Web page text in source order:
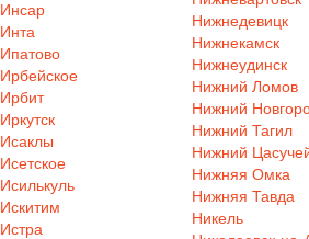
Инсар
Инта
Ипатово
Ирбейское
Ирбит
Иркутск
Исаклы
Исетское
Исилькуль
Искитим
Истра
Нижнедевицк
Нижнекамск
Нижнеудинск
Нижний Ломов
Нижний
Нижний Тагил
Нижний
Нижняя Омка
Нижняя Тавда
Никель